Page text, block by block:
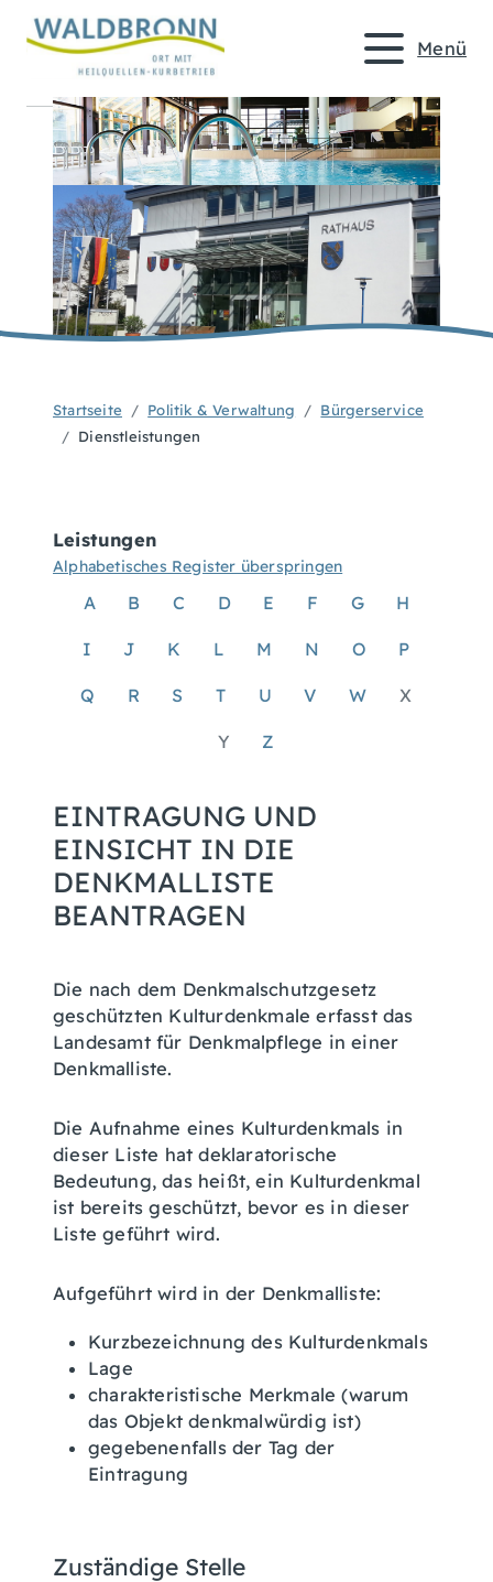
Menü
Startseite Politik & Verwaltung
Bürgerservice
Dienstleistungen
Leistungen
Alphabetisches Register überspringen
A B C D E F G H
I J K L M N O P
Q R S T U V W X
Y Z
EINTRAGUNG UND
EINSICHT IN DIE
DENKMALLISTE
BEANTRAGEN
Die nach dem Denkmalschutzgesetz
geschützten Kulturdenkmale erfasst das
Landesamt für Denkmalpflege in einer
Denkmalliste.
Die Aufnahme eines Kulturdenkmals in
dieser Liste hat deklaratorische
Bedeutung, das heißt, ein Kulturdenkmal
ist bereits geschützt, bevor es in dieser
Liste geführt wird.
Aufgeführt wird in der Denkmalliste:
Kurzbezeichnung des Kulturdenkmals
Lage
charakteristische Merkmale (warum
das Objekt denkmalwürdig ist)
gegebenenfalls der Tag der
Eintragung
Zuständige Stelle